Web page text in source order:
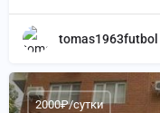
tomas1963futbol
2000₽/сутки